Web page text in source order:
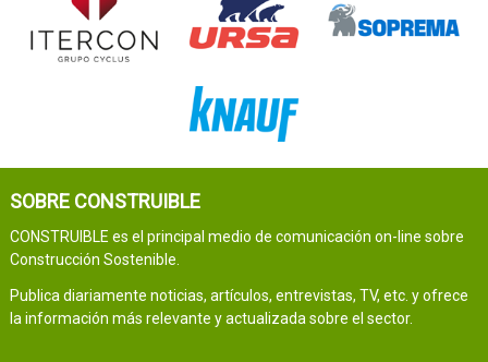
SOBRE CONSTRUIBLE
CONSTRUIBLE es el principal medio de comunicación on-line sobre
Construcción Sostenible.
Publica diariamente noticias, artículos, entrevistas, TV, etc. y ofrece
la información más relevante y actualizada sobre el sector.